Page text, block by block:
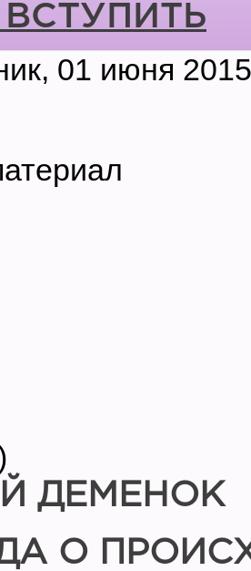
ВСТУПИТЬ
01 июня
ДЕМЕНОК
О